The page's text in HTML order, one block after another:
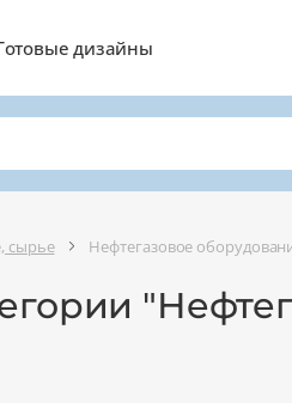
дизайны
сырье Нефтегазовое